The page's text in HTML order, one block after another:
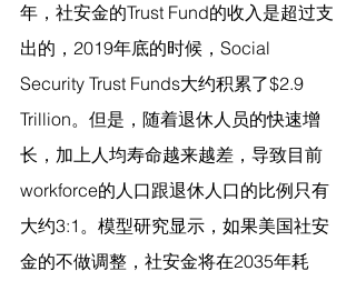
年，社安金的Trust Fund的收入是超过支
出的，2019年底的时候，Social
Security Trust Funds大约积累了$2.9
Trillion。但是，随着退休人员的快速增
长，加上人均寿命越来越差，导致目前
workforce的人口跟退休人口的比例只有
大约3:1。模型研究显示，如果美国社安
金的不做调整，社安金将在2035年耗